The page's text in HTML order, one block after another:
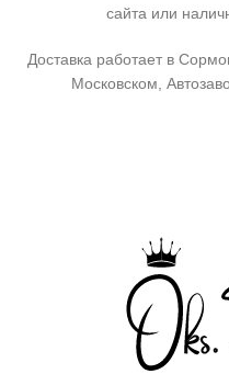
сайта или
Доставка работает в
Московском,